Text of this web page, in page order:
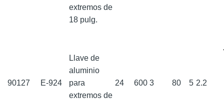
extremos de
18 pulg.
90127 E-924
Llave de
aluminio
para
extremos de
24 600 3 80 5 2.2